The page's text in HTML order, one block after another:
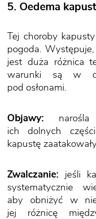
5. Oedema
Tej choroby
pogoda.
jest duża różnica
warunki są w
pod osłonami.
Objawy: narośla
ich dolnych
kapustę
Zwalczanie: jeśli
systematycznie
aby obniżyć w
jej różnicę